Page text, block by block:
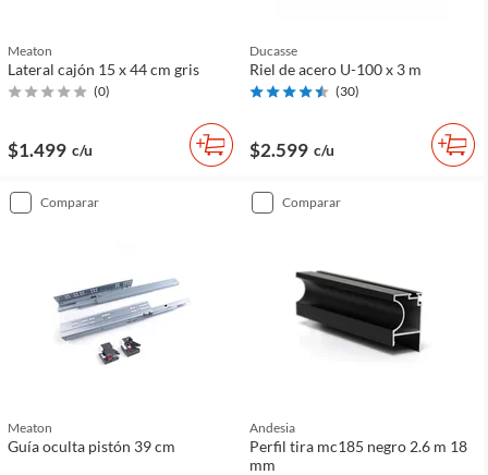
Meaton
Lateral cajón 15 x 44 cm gris
(0)
$1.499 c/u
Ducasse
Riel de acero U-100 x 3 m
(30)
$2.599 c/u
comparar
Meaton
Guía oculta pistón 39 cm
comparar
Andesia
Perfil tira mc185 negro 2.6 m 18
mm